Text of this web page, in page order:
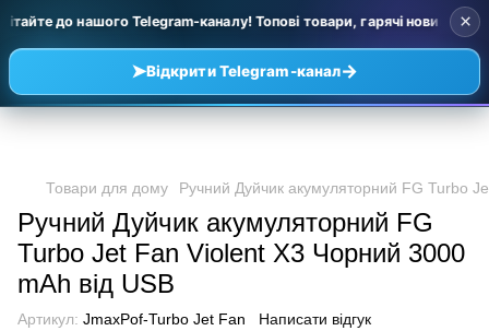
до нашого Telegram-каналу! Топові товари, гарячі новинки та
➤Відкрити Telegram-канал→
×
Товари для дому Ручний Дуйчик акумуляторний FG Turbo
Ручний Дуйчик акумуляторний FG
Turbo Jet Fan Violent X3 Чорний 3000
mAh від USB
Артикул: JmaxPof-Turbo Jet Fan Написати відгук